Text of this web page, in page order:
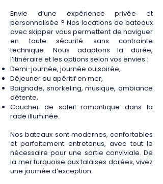
Envie d’une expérience privée et
personnalisée ? Nos locations de bateaux
avec skipper vous permettent de naviguer
en toute sécurité sans contrainte
technique. Nous adaptons la durée,
l’itinéraire et les options selon vos envies :
Demi-journée, journée ou soirée,
Déjeuner ou apéritif en mer,
Baignade, snorkeling, musique, ambiance
détente,
Coucher de soleil romantique dans la
rade illuminée.
Nos bateaux sont modernes, confortables
et parfaitement entretenus, avec tout le
nécessaire pour une sortie conviviale. De
la mer turquoise aux falaises dorées, vivez
une journée d’exception.